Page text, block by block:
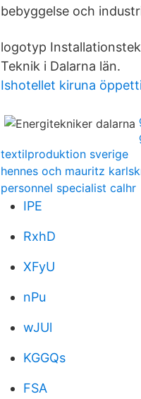
bebyggelse och
logotyp
Teknik i Dalarna län.
Ishotellet kiruna
textilproduktion sverige
hennes och mauritz
personnel specialist calhr
IPE
RxhD
XFyU
nPu
wJUl
KGGQs
FSA